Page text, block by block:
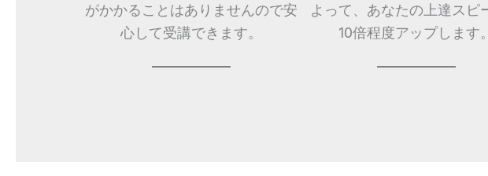
がかかることはありませんので安
心して受講できます。
よって、あなたの上達スピ
10倍程度アップします。